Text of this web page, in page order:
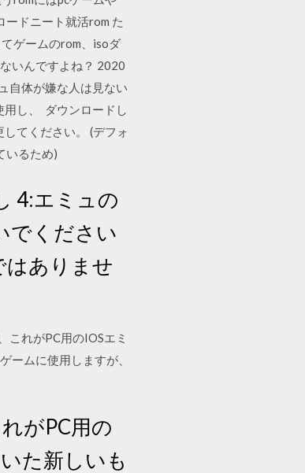
ドニート就活rom た
ゲームのrom、isoダ
いんですよね？ 2020
自体が嫌な人は見ない
し、 ダウンロードし
てください。 (デフォ
いるため)
4:エミュの
でください
はありませ
れがPC用のIOSエミ
ームに使用しますが、
がPC用の
た新しいも